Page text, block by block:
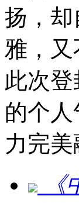
扬，
雅，
此次
的个
力完